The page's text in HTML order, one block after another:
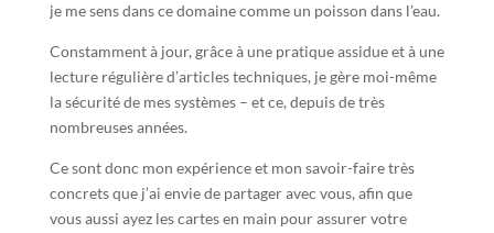
je me sens dans ce domaine comme un poisson dans l’eau.
Constamment à jour, grâce à une pratique assidue et à une
lecture régulière d’articles techniques, je gère moi-même
la sécurité de mes systèmes – et ce, depuis de très
nombreuses années.
Ce sont donc mon expérience et mon savoir-faire très
concrets que j’ai envie de partager avec vous, afin que
vous aussi ayez les cartes en main pour assurer votre